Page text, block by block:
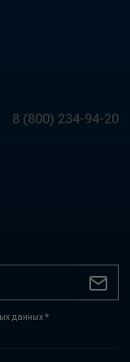
8 (800) 234-94-20
данных *